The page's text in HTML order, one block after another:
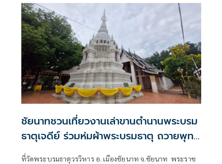
ชัยนาทชวนเที่ยวงานเล่าขานตำนานพระบรม
ธาตุเจดีย์ ร่วมห่มผ้าพระบรมธาตุ ถวายพุทธ
บูชา
ที่วัดพระบรมธาตุวรวิหาร อ. เมืองชัยนาท จ.ชัยนาท พระราช